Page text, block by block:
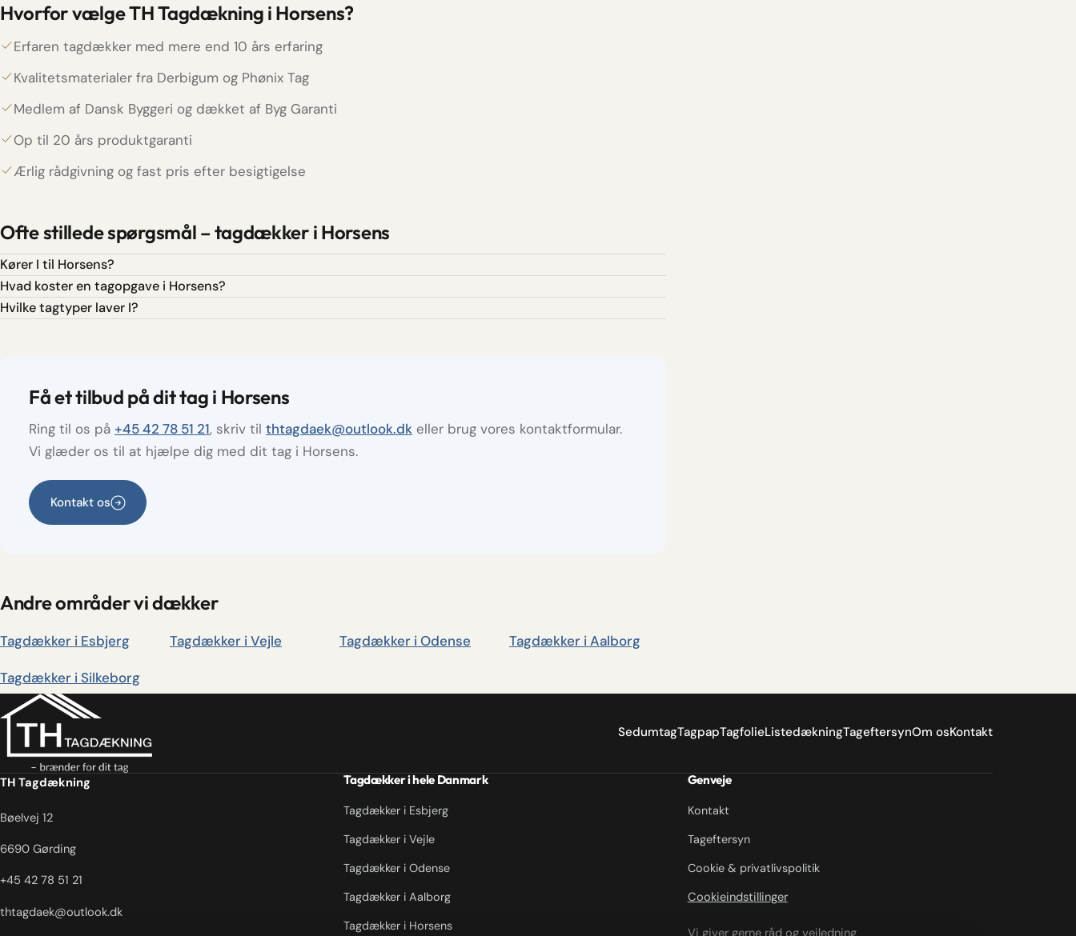
Hvorfor vælge TH Tagdækning i Horsens?
Erfaren tagdækker med mere end 10 års erfaring
Kvalitetsmaterialer fra Derbigum og Phønix Tag
Medlem af Dansk Byggeri og dækket af Byg Garanti
Op til 20 års produktgaranti
Ærlig rådgivning og fast pris efter besigtigelse
Ofte stillede spørgsmål – tagdækker i Horsens
Kører I til Horsens?
Hvad koster en tagopgave i Horsens?
Hvilke tagtyper laver I?
Få et tilbud på dit tag i Horsens
Ring til os på +45 42 78 51 21, skriv til thtagdaek@outlook.dk eller brug vores kontaktformular.
Vi glæder os til at hjælpe dig med dit tag i Horsens.
Kontakt os
Andre områder vi dækker
Tagdækker i Esbjerg Tagdækker i Vejle Tagdækker i Odense Tagdækker i Aalborg
Tagdækker i Silkeborg
SedumtagTagpapTagfolieListedækningTageftersynOm osKontakt
TH Tagdækning
Bøelvej 12
6690 Gørding
+45 42 78 51 21
thtagdaek@outlook.dk
Tagdækker i hele Danmark
Tagdækker i Esbjerg
Tagdækker i Vejle
Tagdækker i Odense
Tagdækker i Aalborg
Tagdækker i Horsens
Genveje
Kontakt
Tageftersyn
Cookie & privatlivspolitik
Cookieindstillinger